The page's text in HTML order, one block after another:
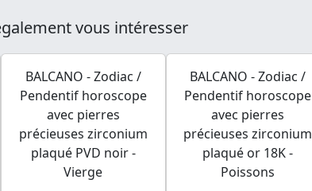
vous intéresser
BALCANO - Zodiac /
Pendentif horoscope
avec pierres
précieuses zirconium
plaqué PVD noir -
Vierge
BALCANO - Zodiac /
Pendentif horoscope
avec pierres
précieuses zirconium
plaqué or 18K -
Poissons